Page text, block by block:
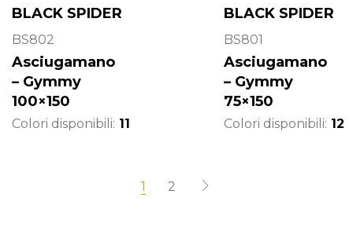
BLACK SPIDER
BS802
Asciugamano
– Gymmy
100×150
Colori disponibili: 11
BLACK SPIDER
BS801
Asciugamano
– Gymmy
75×150
Colori disponibili: 12
1 2